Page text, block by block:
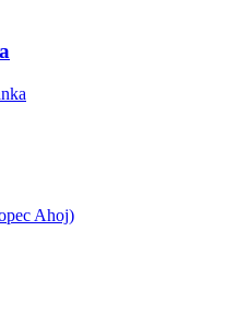
Ahoj)